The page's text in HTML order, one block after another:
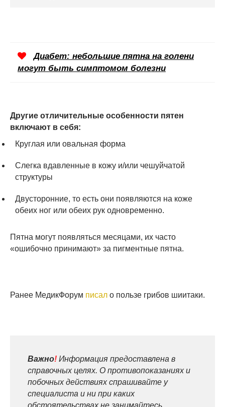
Диабет: небольшие пятна на голени
могут быть симптомом болезни
Другие отличительные особенности пятен
включают в себя:
Круглая или овальная форма
Слегка вдавленные в кожу и/или чешуйчатой
структуры
Двусторонние, то есть они появляются на коже
обеих ног или обеих рук одновременно.
Пятна могут появляться месяцами, их часто
«ошибочно принимают» за пигментные пятна.
Ранее МедикФорум писал о пользе грибов шиитаки.
Важно! Информация предоставлена в
справочных целях. О противопоказаниях и
побочных действиях спрашивайте у
специалиста и ни при каких
обстоятельствах не занимайтесь